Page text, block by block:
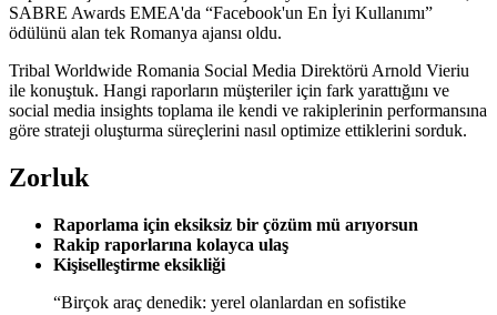
SABRE Awards EMEA'da “Facebook'un En İyi Kullanımı”
ödülünü alan tek Romanya ajansı oldu.
Tribal Worldwide Romania Social Media Direktörü Arnold Vieriu
ile konuştuk. Hangi raporların müşteriler için fark yarattığını ve
social media insights toplama ile kendi ve rakiplerinin performansına
göre strateji oluşturma süreçlerini nasıl optimize ettiklerini sorduk.
Zorluk
Raporlama için eksiksiz bir çözüm mü arıyorsun
Rakip raporlarına kolayca ulaş
Kişiselleştirme eksikliği
“Birçok araç denedik: yerel olanlardan en sofistike